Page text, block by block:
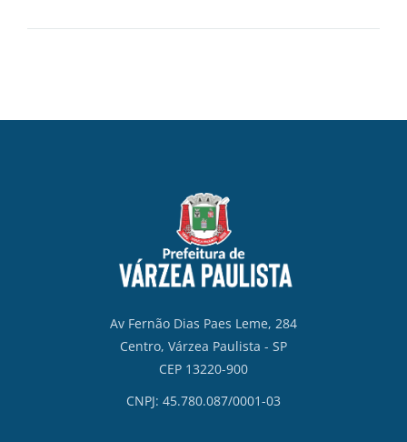
Av Fernão Dias Paes Leme, 284
Centro, Várzea Paulista - SP
CEP 13220-900
CNPJ: 45.780.087/0001-03